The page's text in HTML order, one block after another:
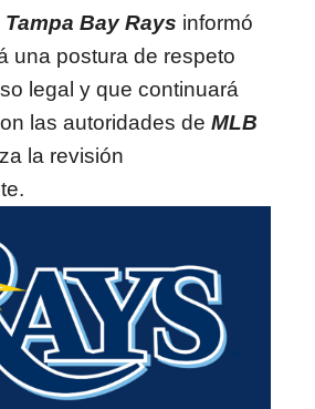
Tampa Bay Rays informó
una postura de respeto
legal y que continuará
las autoridades de MLB
la revisión